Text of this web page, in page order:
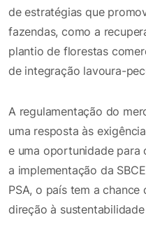
de estratégias que
fazendas, como a
plantio de florestas
de integração lavoura-
A regulamentação do
uma resposta às
e uma oportunidade para
a implementação da
PSA, o país tem a
direção à